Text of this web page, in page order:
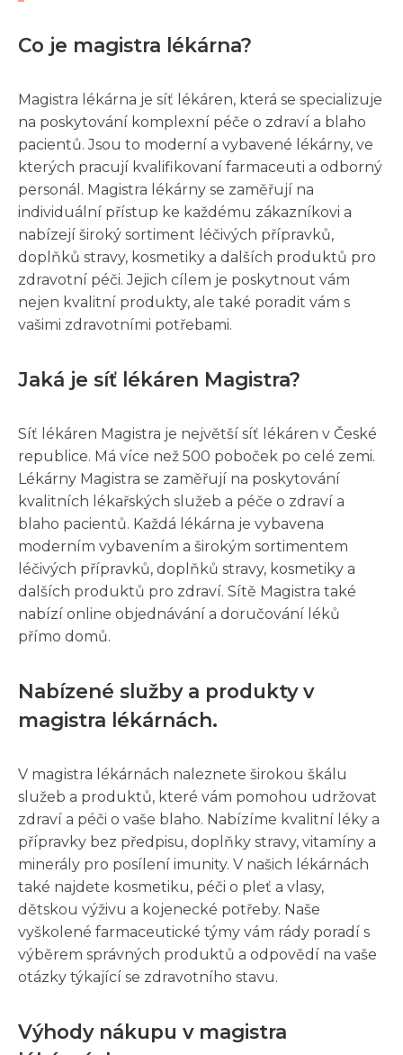
Co je magistra lékárna?
Magistra lékárna je síť lékáren, která se specializuje
na poskytování komplexní péče o zdraví a blaho
pacientů. Jsou to moderní a vybavené lékárny, ve
kterých pracují kvalifikovaní farmaceuti a odborný
personál. Magistra lékárny se zaměřují na
individuální přístup ke každému zákazníkovi a
nabízejí široký sortiment léčivých přípravků,
doplňků stravy, kosmetiky a dalších produktů pro
zdravotní péči. Jejich cílem je poskytnout vám
nejen kvalitní produkty, ale také poradit vám s
vašimi zdravotními potřebami.
Jaká je síť lékáren Magistra?
Síť lékáren Magistra je největší síť lékáren v České
republice. Má více než 500 poboček po celé zemi.
Lékárny Magistra se zaměřují na poskytování
kvalitních lékařských služeb a péče o zdraví a
blaho pacientů. Každá lékárna je vybavena
moderním vybavením a širokým sortimentem
léčivých přípravků, doplňků stravy, kosmetiky a
dalších produktů pro zdraví. Sítě Magistra také
nabízí online objednávání a doručování léků
přímo domů.
Nabízené služby a produkty v
magistra lékárnách.
V magistra lékárnách naleznete širokou škálu
služeb a produktů, které vám pomohou udržovat
zdraví a péči o vaše blaho. Nabízíme kvalitní léky a
přípravky bez předpisu, doplňky stravy, vitamíny a
minerály pro posílení imunity. V našich lékárnách
také najdete kosmetiku, péči o pleť a vlasy,
dětskou výživu a kojenecké potřeby. Naše
vyškolené farmaceutické týmy vám rády poradí s
výběrem správných produktů a odpovědí na vaše
otázky týkající se zdravotního stavu.
Výhody nákupu v magistra